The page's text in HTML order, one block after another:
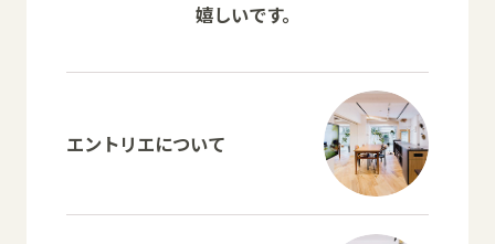
嬉しいです。
エントリエについて